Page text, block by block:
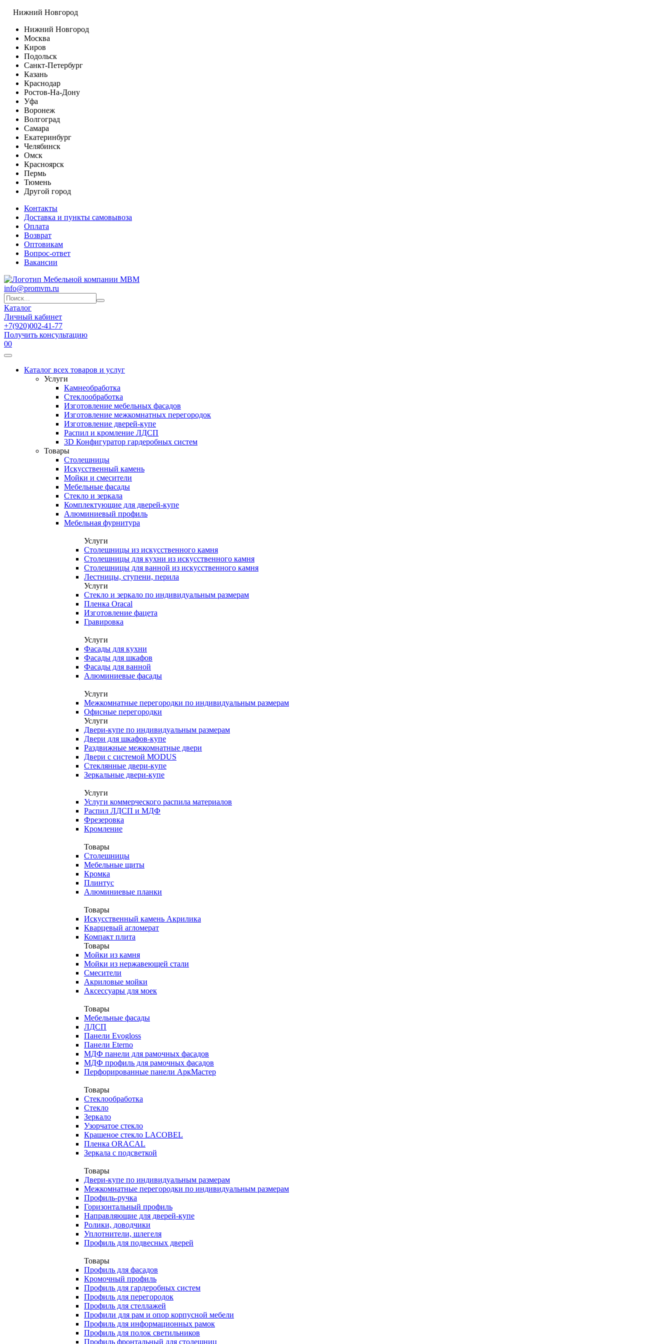
Нижний Новгород
Нижний Новгород
Москва
Киров
Подольск
Санкт-Петербург
Казань
Краснодар
Ростов-На-Дону
Уфа
Воронеж
Волгоград
Самара
Екатеринбург
Челябинск
Омск
Красноярск
Пермь
Тюмень
Другой город
Контакты
Доставка и пункты самовывоза
Оплата
Возврат
Оптовикам
Вопрос-ответ
Вакансии
info@promvm.ru
Каталог
Личный кабинет
+7(920)002-41-77
Получить консультацию
00
Каталог всех товаров и услуг
Услуги
Камнеобработка
Стеклообработка
Изготовление мебельных фасадов
Изготовление межкомнатных перегородок
Изготовление дверей-купе
Распил и кромление ЛДСП
3D Конфигуратор гардеробных систем
Товары
Столешницы
Искусственный камень
Мойки и смесители
Мебельные фасады
Стекло и зеркала
Комплектующие для дверей-купе
Алюминиевый профиль
Мебельная фурнитура
Услуги
Столешницы из искусственного камня
Столешницы для кухни из искусственного камня
Столешницы для ванной из искусственного камня
Лестницы, ступени, перила
Услуги
Стекло и зеркало по индивидуальным размерам
Пленка Oracal
Изготовление фацета
Гравировка
Услуги
Фасады для кухни
Фасады для шкафов
Фасады для ванной
Алюминиевые фасады
Услуги
Межкомнатные перегородки по индивидуальным размерам
Офисные перегородки
Услуги
Двери-купе по индивидуальным размерам
Двери для шкафов-купе
Раздвижные межкомнатные двери
Двери с системой MODUS
Стеклянные двери-купе
Зеркальные двери-купе
Услуги
Услуги коммерческого распила материалов
Распил ЛДСП и МДФ
Фрезеровка
Кромление
Товары
Столешницы
Мебельные щиты
Кромка
Плинтус
Алюминиевые планки
Товары
Искусственный камень Акрилика
Кварцевый агломерат
Компакт плита
Товары
Мойки из камня
Мойки из нержавеющей стали
Смесители
Акриловые мойки
Аксессуары для моек
Товары
Мебельные фасады
ЛДСП
Панели Evogloss
Панели Eterno
МДФ панели для рамочных фасадов
МДФ профиль для рамочных фасадов
Перфорированные панели АркМастер
Товары
Стеклообработка
Стекло
Зеркало
Узорчатое стекло
Крашеное стекло LACOBEL
Пленка ORACAL
Зеркала с подсветкой
Товары
Двери-купе по индивидуальным размерам
Межкомнатные перегородки по индивидуальным размерам
Профиль-ручка
Горизонтальный профиль
Направляющие для дверей-купе
Ролики, доводчики
Уплотнители, шлегеля
Профиль для подвесных дверей
Товары
Профиль для фасадов
Кромочный профиль
Профиль для гардеробных систем
Профиль для перегородок
Профиль для стеллажей
Профили для рам и опор корпусной мебели
Профиль для информационных рамок
Профиль для полок светильников
Профиль фронтальный для столешниц